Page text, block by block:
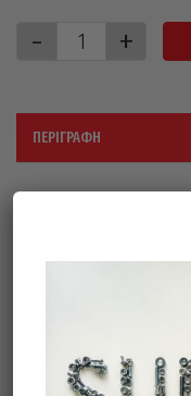
ΠΕΡΙΓΡΑΦΉ
Εφαρμογή: σε
καουτσούκ.
RPM MAX :